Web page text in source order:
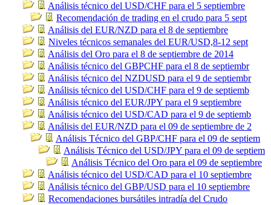
Análisis técnico del USD/CHF para el 5 septiembre
Recomendación de trading en el crudo para 5 sept
Análisis del EUR/NZD para el 8 de septiembre
Niveles técnicos semanales del EUR/USD,8-12 sept
Análisis del Oro para el 8 de septiembre de 2014
Análisis técnico del GBPCHF para el 8 de septiembr
Análisis técnico del NZDUSD para el 9 de septiembr
Análisis técnico del USD/CHF para el 9 de septiemb
Análisis técnico del EUR/JPY para el 9 septiembre
Análisis técnico del USD/CAD para el 9 de septiemb
Análisis del EUR/NZD para el 09 de septiembre de 2
Análisis Técnico del GBP/CHF para el 09 de septiem
Análisis Técnico del USD/JPY para el 09 de septiem
Análisis Técnico del Oro para el 09 de septiembre
Análisis técnico del USD/CAD para el 10 septiembre
Análisis técnico del GBP/USD para el 10 septiembre
Recomendaciones bursátiles intradía del Crudo